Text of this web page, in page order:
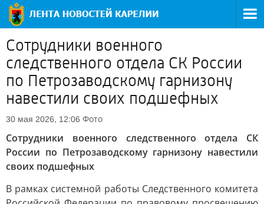
Сотрудники военного
следственного отдела СК России
по Петрозаводскому гарнизону
навестили своих подшефных
30 мая 2026, 12:06 Фото
Сотрудники военного следственного отдела СК
России по Петрозаводскому гарнизону навестили
своих подшефных
В рамках системной работы Следственного комитета